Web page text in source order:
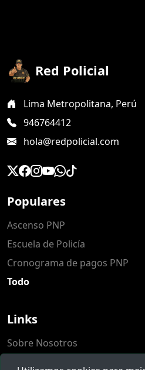
Red Policial
Lima Metropolitana, Perú
946764412
hola@redpolicial.com
Populares
Ascenso PNP
Escuela de Policía
Cronograma de pagos PNP
Todo
Links
Sobre Nosotros